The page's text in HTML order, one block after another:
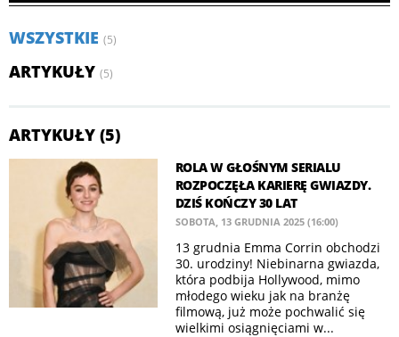
WSZYSTKIE (5)
ARTYKUŁY (5)
ARTYKUŁY (5)
ROLA W GŁOŚNYM SERIALU
ROZPOCZĘŁA KARIERĘ GWIAZDY.
DZIŚ KOŃCZY 30 LAT
SOBOTA, 13 GRUDNIA 2025 (16:00)
13 grudnia Emma Corrin obchodzi
30. urodziny! Niebinarna gwiazda,
która podbija Hollywood, mimo
młodego wieku jak na branżę
filmową, już może pochwalić się
wielkimi osiągnięciami w...